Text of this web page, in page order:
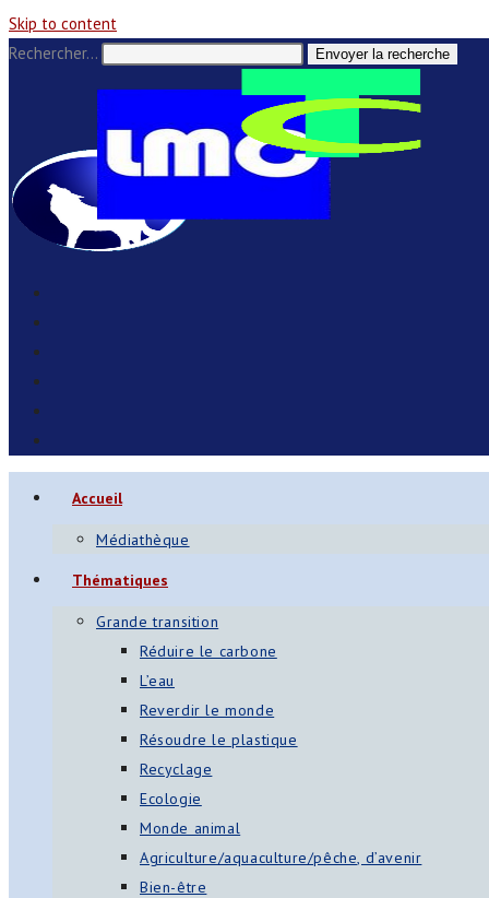
Skip to content
Rechercher…
Envoyer la recherche
Accueil
Médiathèque
Thématiques
Grande transition
Réduire le carbone
L’eau
Reverdir le monde
Résoudre le plastique
Recyclage
Ecologie
Monde animal
Agriculture/aquaculture/pêche, d’avenir
Bien-être